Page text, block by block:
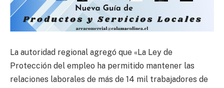
La autoridad regional agregó que «La Ley de
Protección del empleo ha permitido mantener las
relaciones laborales de más de 14 mil trabajadores de